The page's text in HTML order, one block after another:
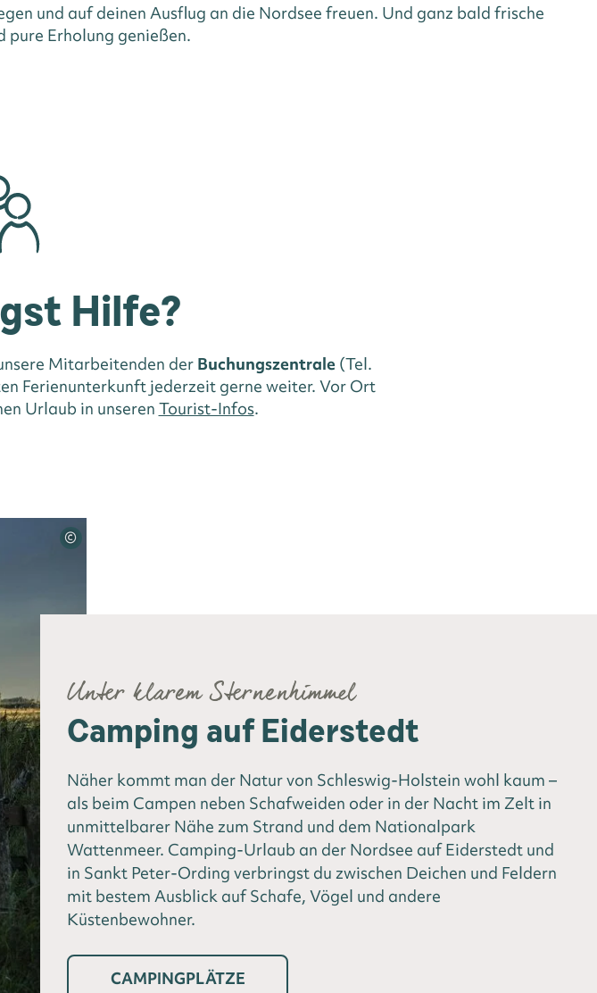
und auf deinen Ausflug an die Nordsee freuen. Und ganz bald frische
pure Erholung genießen.
Hilfe?
Mitarbeitenden der Buchungszentrale (Tel.
Ferienunterkunft jederzeit gerne weiter. Vor Ort
Urlaub in unseren Tourist-Infos.
©
Unter klarem Sternenhimmel
Camping auf Eiderstedt
Näher kommt man der Natur von Schleswig-Holstein wohl kaum –
als beim Campen neben Schafweiden oder in der Nacht im Zelt in
unmittelbarer Nähe zum Strand und dem Nationalpark
Wattenmeer. Camping-Urlaub an der Nordsee auf Eiderstedt und
in Sankt Peter-Ording verbringst du zwischen Deichen und Feldern
mit bestem Ausblick auf Schafe, Vögel und andere
Küstenbewohner.
CAMPINGPLÄTZE